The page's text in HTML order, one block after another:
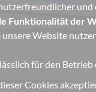
Funktionalität der
unsere Website
für den
Cookies